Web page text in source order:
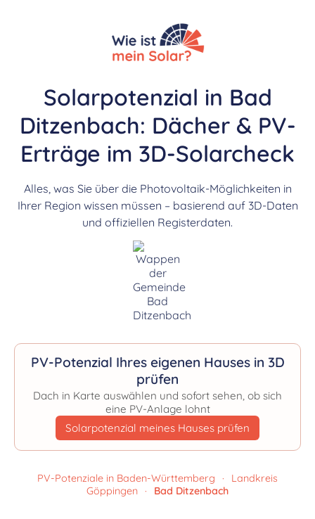
Solarpotenzial in Bad
Ditzenbach: Dächer & PV-
Erträge im 3D-Solarcheck
Alles, was Sie über die Photovoltaik-Möglichkeiten in
Ihrer Region wissen müssen – basierend auf 3D-Daten
und offiziellen Registerdaten.
PV-Potenzial Ihres eigenen Hauses in 3D
prüfen
Dach in Karte auswählen und sofort sehen, ob sich
eine PV-Anlage lohnt
Solarpotenzial meines Hauses prüfen
PV-Potenziale in Baden-Württemberg ·
Landkreis
Göppingen · Bad Ditzenbach